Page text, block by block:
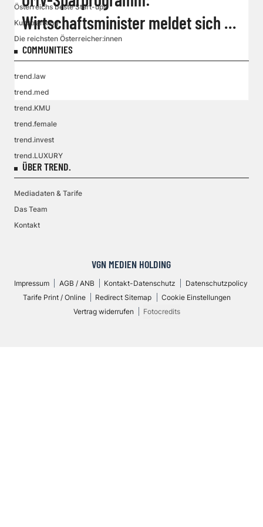
Wirtschaftsminister meldet sich zu
Wort
Österreichs beste Start-ups
Kunstranking
Die reichsten Österreicher:innen
COMMUNITIES
trend.law
trend.med
trend.KMU
trend.female
trend.invest
trend.LUXURY
ÜBER TREND.
Mediadaten & Tarife
Das Team
Kontakt
VGN MEDIEN HOLDING
Impressum AGB / ANB Kontakt-Datenschutz
Datenschutzpolicy
Tarife Print / Online
Redirect Sitemap
Cookie Einstellungen
Vertrag widerrufen
Fotocredits